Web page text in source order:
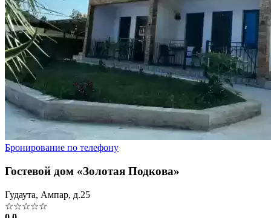
Бронирование по телефону
Гостевой дом «Золотая Подкова»
Гудаута, Ампар, д.25
☆☆☆☆☆